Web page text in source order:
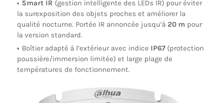
Smart IR (gestion intelligente des LEDs IR) pour éviter
la surexposition des objets proches et améliorer la
qualité nocturne. Portée IR annoncée jusqu’à 20 m pour
la version standard.
Boîtier adapté à l’extérieur avec indice IP67(protection
poussière/immersion limitée) et large plage de
températures de fonctionnement.